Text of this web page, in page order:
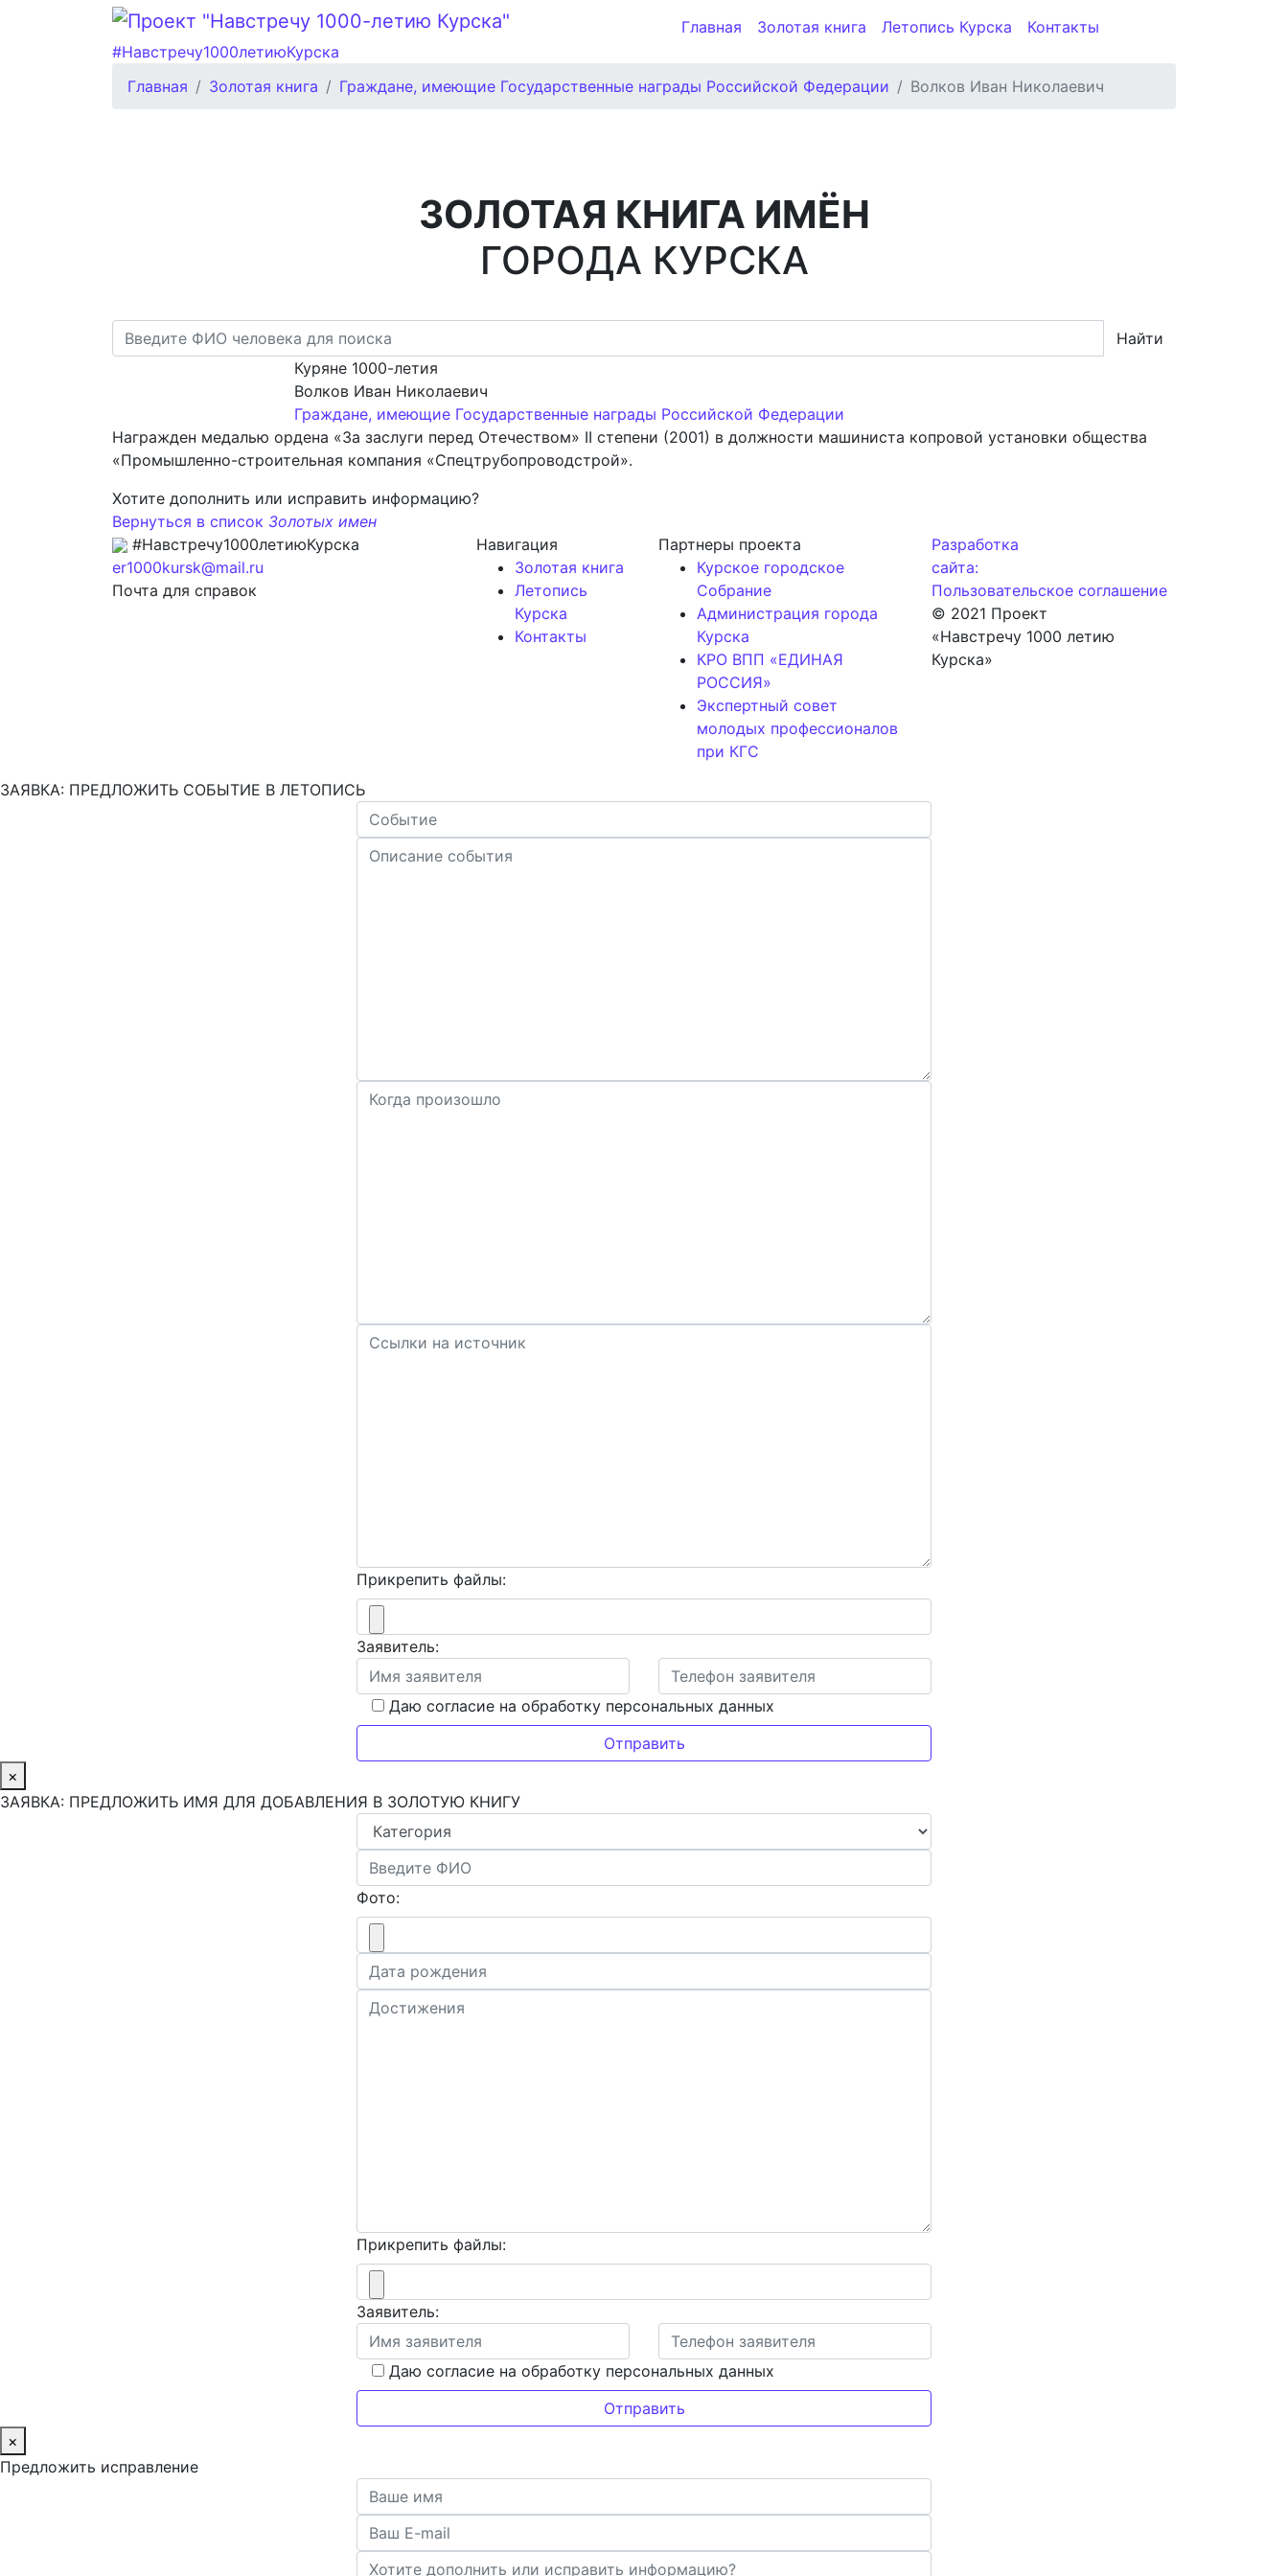
#Навстречу1000летиюКурска
Главная Золотая книга Летопись Курска Контакты
Главная Золотая книга Граждане, имеющие Государственные награды Российской Федерации Волков Иван Николаевич
ЗОЛОТАЯ КНИГА ИМЁН
ГОРОДА КУРСКА
Найти
Куряне 1000-летия
Волков Иван Николаевич
Граждане, имеющие Государственные награды Российской Федерации
Награжден медалью ордена «За заслуги перед Отечеством» II степени (2001) в должности машиниста копровой установки общества
«Промышленно-строительная компания «Спецтрубопроводстрой».
Хотите дополнить или исправить информацию?
Вернуться в список Золотых имен
#Навстречу1000летиюКурска
er1000kursk@mail.ru
Почта для справок
Навигация
Золотая книга
Летопись
Курска
Контакты
Партнеры проекта
Курское городское
Собрание
Администрация города
Курска
КРО ВПП «ЕДИНАЯ
РОССИЯ»
Экспертный совет
молодых профессионалов
при КГС
Разработка
сайта:
Пользовательское соглашение
© 2021 Проект
«Навстречу 1000 летию
Курска»
ЗАЯВКА: ПРЕДЛОЖИТЬ СОБЫТИЕ В ЛЕТОПИСЬ
Прикрепить файлы:
Заявитель:
Даю согласие на обработку персональных данных
×
ЗАЯВКА: ПРЕДЛОЖИТЬ ИМЯ ДЛЯ ДОБАВЛЕНИЯ В ЗОЛОТУЮ КНИГУ
Фото:
Прикрепить файлы:
Заявитель:
Даю согласие на обработку персональных данных
×
Предложить исправление